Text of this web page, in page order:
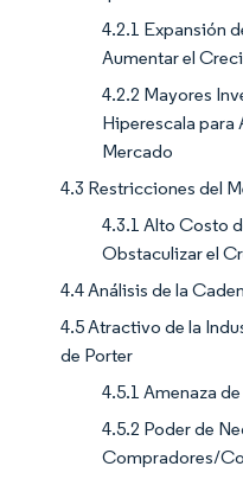
4.2.1 Expansión
Aumentar el
4.2.2 Mayores
Hiperescala para
Mercado
4.3 Restricciones del
4.3.1 Alto Costo
Obstaculizar el
4.4 Análisis de la
4.5 Atractivo de la
de Porter
4.5.1 Amenaza
4.5.2 Poder de
Compradores/